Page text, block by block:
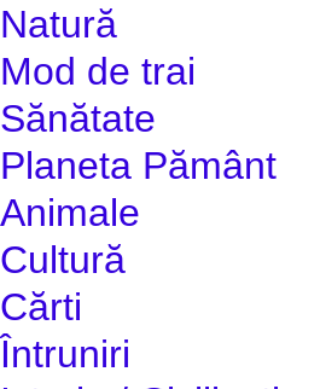
Natură
Mod de trai
Sănătate
Planeta Pământ
Animale
Cultură
Cărti
Întruniri